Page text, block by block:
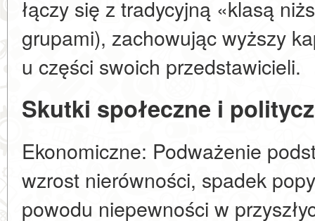
łączy się z tradycyjną «klasą
grupami), zachowując wyższy
u części swoich przedstawicieli.
Skutki społeczne i
Ekonomiczne: Podważenie
wzrost nierówności, spadek
powodu niepewności w